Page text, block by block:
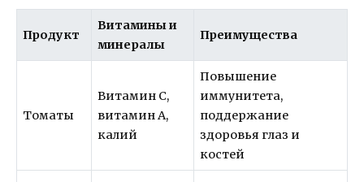
Продукт
Витамины и
минералы
Преимущества
Томаты
Витамин С,
витамин А,
калий
Повышение
иммунитета,
поддержание
здоровья глаз и
костей